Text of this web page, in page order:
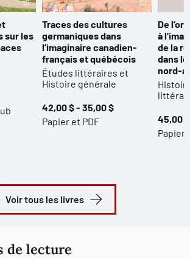
sur les
Traces des cultures
germaniques dans
l’imaginaire canadien-
français et québécois
Études littéraires et
Histoire générale
42,00 $ - 35,00 $
Papier et PDF
De
à
de la
dans
nord-
45,00
Papier
Voir tous les livres
de lecture